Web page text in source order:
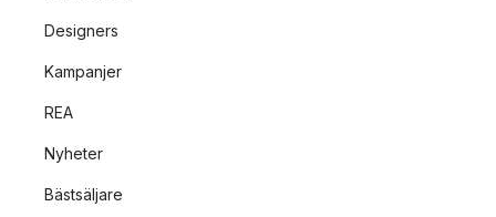
Designers
Kampanjer
REA
Nyheter
Bästsäljare